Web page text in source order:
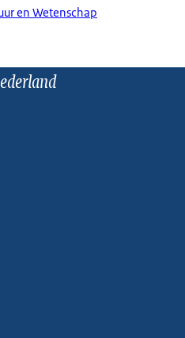
en Wetenschap